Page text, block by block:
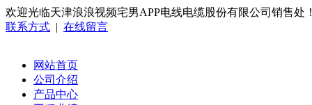
欢迎光临天津浪浪视频宅男APP电线电缆股份有限公司销售处
联系方式 | 在线留言
网站首页
公司介绍
产品中心